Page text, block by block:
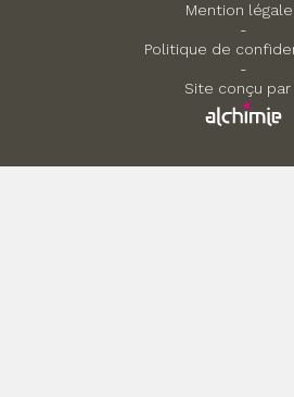
Mention
-
Politique de
-
Site conçu par